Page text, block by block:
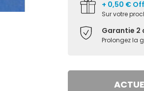
+ 0,50 €
Sur votre
Garantie 2
Prolongez la